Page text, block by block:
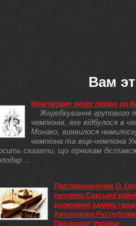
Вам
Ібрагімович знову приїде до
Жеребкування групового
чемпіонів, яке відбулося в
Монако, виявилося
чемпіона та віце-чемпіона
сказати, що гірникам
...
Про призначення О.
головою Сакської
державної
Автономної
Президент України